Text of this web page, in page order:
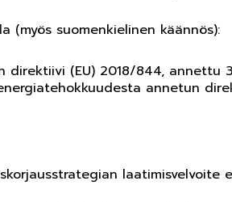
(myös suomenkielinen käännös):
direktiivi (EU) 2018/844,
annetun